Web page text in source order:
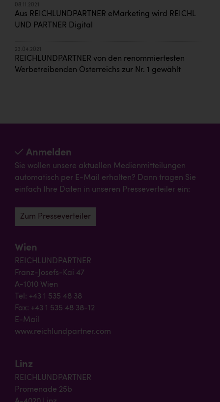
08.11.2021
Aus REICHLUNDPARTNER eMarketing wird REICHL
UND PARTNER Digital
23.04.2021
REICHLUNDPARTNER von den renommiertesten
Werbetreibenden Österreichs zur Nr. 1 gewählt
Anmelden
Sie wollen unsere aktuellen Medienmitteilungen
automatisch per E-Mail erhalten? Dann tragen Sie
einfach Ihre Daten in unseren Presseverteiler ein:
Zum Presseverteiler
Wien
REICHLUNDPARTNER
Franz-Josefs-Kai 47
A-1010 Wien
Tel: +43 1 535 48 38
Fax: +43 1 535 48 38-12
E-Mail
www.reichlundpartner.com
Linz
REICHLUNDPARTNER
Promenade 25b